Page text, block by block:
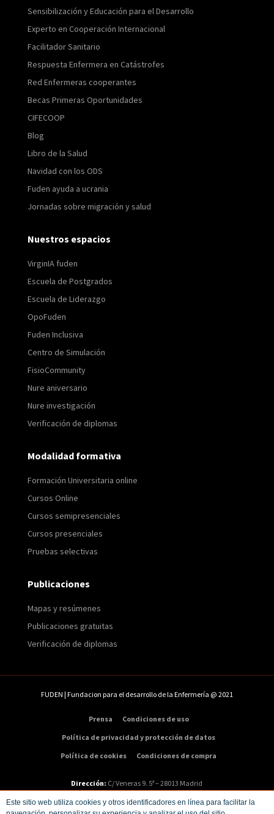
Este sitio web utiliza cookies y otros identificadores en línea para facilitar la
Sensibilización y Educación para el Desarrollo
Experto en Cooperación Internacional
Facilitador Sanitario
Respuesta Enfermera en Catástrofes
Red Enfermeras cooperantes
Becas Primeras Oportunidades
CIFECOOP
Blog
Libro de la Salud
Navidad con los ODS
Fuden ayuda a ucrania
Jornadas sobre migración y salud
Nuestros espacios
VirginIA fuden
Escuela de Postgrados
Escuela de Liderazgo
OpoFuden
Fuden Inclusiva
Centro de Simulación
FisioCommunity
Nure aniversario
Nure investigación
Verificación de diplomas
Modalidad formativa
Formación Universitaria online
Cursos Online
Cursos semipresenciales
Cursos presenciales
Pruebas selectivas
Publicaciones
Mapas y resúmenes
Publicaciones gratuitas
Verificación de diplomas
FUDEN | Fundacion para el desarrollo de la Enfermería @ 2021
Prensa
Condiciones de uso
Política de privacidad y protección de datos
Política de cookies
Condiciones de compra
Dirección: C/ Veneras 9. 5ª – 28013 Madrid
Teléfono:91 547 48 81|Email:info@fuden.es